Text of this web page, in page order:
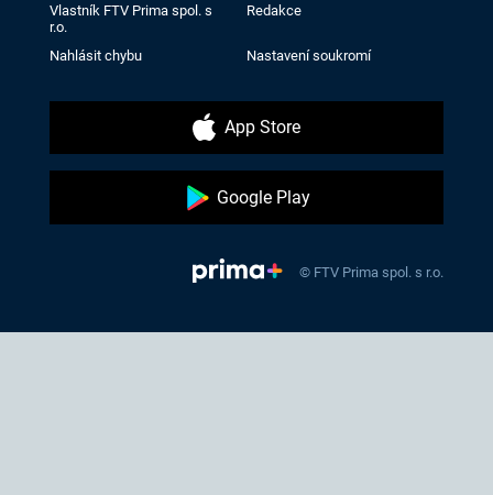
Vlastník FTV Prima spol. s
r.o.
Redakce
Nahlásit chybu Nastavení soukromí
App Store
Google Play
© FTV Prima spol. s r.o.